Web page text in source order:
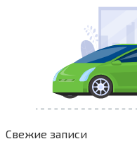
Свежие записи